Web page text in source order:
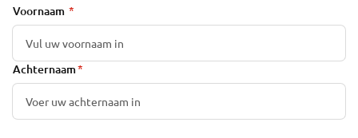
Voornaam
Achternaam